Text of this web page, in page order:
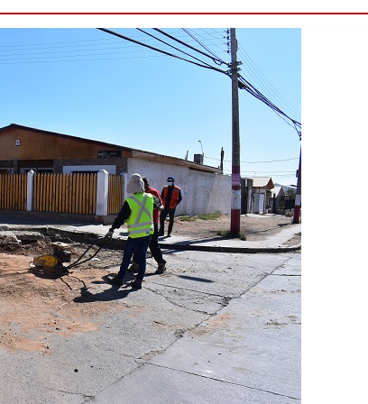
Destacado Foco Vecinal
Municipio realiza
en microbasural
Junio 14, 2020 Prensa LC